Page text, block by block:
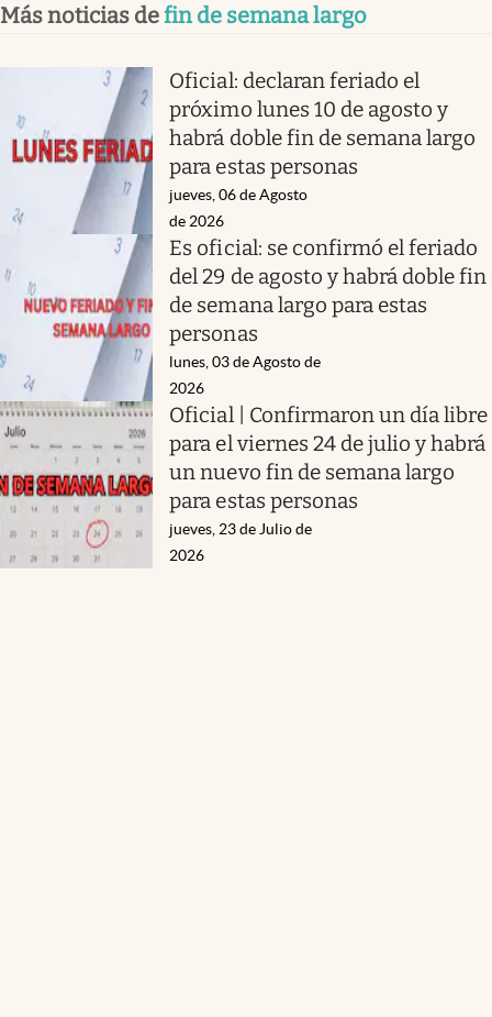
Más noticias defin de semana largo
Oficial: declaran feriado el
próximo lunes 10 de agosto y
habrá doble fin de semana largo
para estas personas
jueves, 06 de Agosto
de 2026
Es oficial: se confirmó el feriado
del 29 de agosto y habrá doble fin
de semana largo para estas
personas
lunes, 03 de Agosto de
2026
Oficial | Confirmaron un día libre
para el viernes 24 de julio y habrá
un nuevo fin de semana largo
para estas personas
jueves, 23 de Julio de
2026